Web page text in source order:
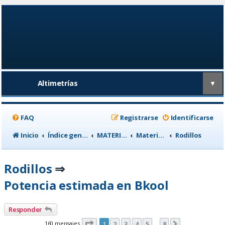
Altimetrías ▼
FAQ Identificarse
Registrarse
Inicio
Índice general MATERIAL CICLISTA Material para Entrenamiento Rodillos
Rodillos ⇒
Potencia estimada en Bkool
Responder
160 mensajes